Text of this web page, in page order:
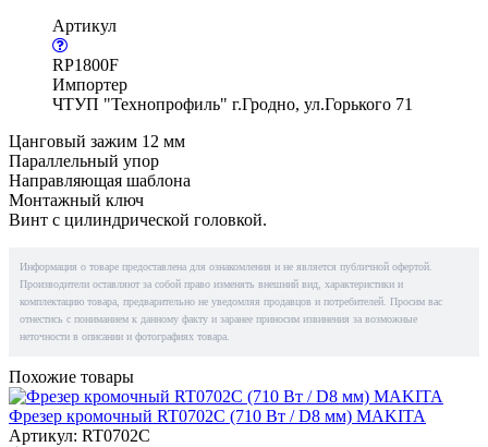
Артикул
RP1800F
Импортер
ЧТУП "Технопрофиль" г.Гродно, ул.Горького 71
Цанговый зажим 12 мм
Параллельный упор
Направляющая шаблона
Монтажный ключ
Винт с цилиндрической головкой.
Информация о товаре предоставлена для ознакомления и не является публичной офертой.
Производители оставляют за собой право изменять внешний вид, характеристики и
комплектацию товара, предварительно не уведомляя продавцов и потребителей. Просим вас
отнестись с пониманием к данному факту и заранее приносим извинения за возможные
неточности в описании и фотографиях товара.
Похожие товары
Фрезер кромочный RT0702C (710 Вт / D8 мм) MAKITA
Артикул: RT0702C